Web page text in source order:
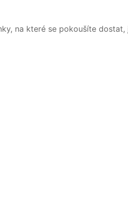
na které se pokoušíte